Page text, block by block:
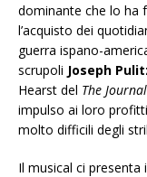
dominante che lo ha
l’acquisto dei
guerra ispano-
scrupoli Joseph
Hearst del The Journal
impulso ai loro
molto difficili degli
Il musical ci presenta